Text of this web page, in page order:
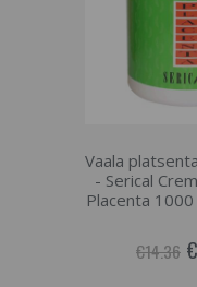
Vaala
- Serical
Placenta
€14.36